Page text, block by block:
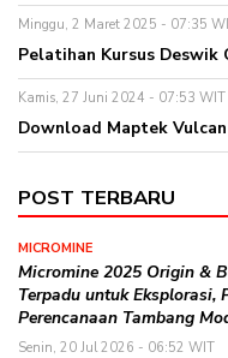
Minggu, 2 Maret 2025 - 07:35
Pelatihan Kursus Deswik
Kamis, 27 Juni 2024 - 07:53 WIT
Download Maptek
POST TERBARU
MICROMINE
Micromine 2025 Origin &
Terpadu untuk Eksplorasi,
Perencanaan Tambang
Senin, 20 Jul 2026 - 06:52 WIT